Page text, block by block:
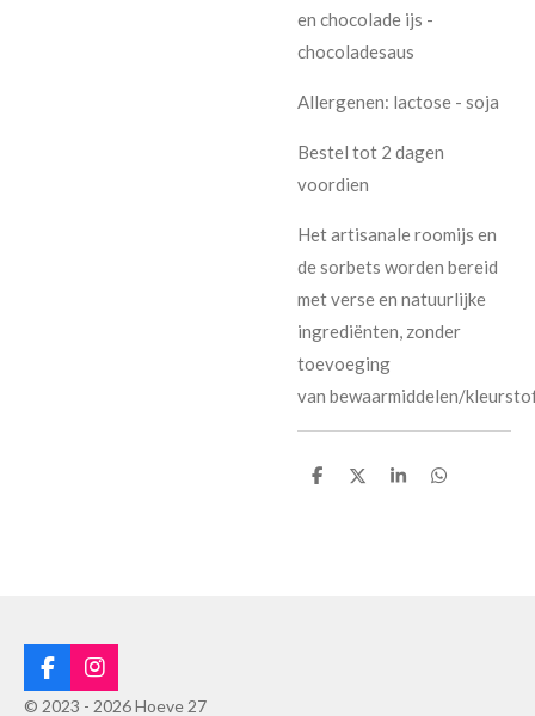
en chocolade ijs -
chocoladesaus
Allergenen: lactose - soja
Bestel tot 2 dagen
voordien
Het artisanale roomijs en
de sorbets worden bereid
met verse en natuurlijke
ingrediënten, zonder
toevoeging
van bewaarmiddelen/
D
D
S
D
F
a
I
n
© 2023 - 2026 Hoeve 27